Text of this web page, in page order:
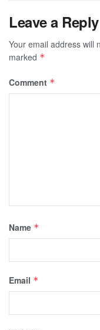
Leave a Reply
Your email address will
marked *
Comment *
Name *
Email *